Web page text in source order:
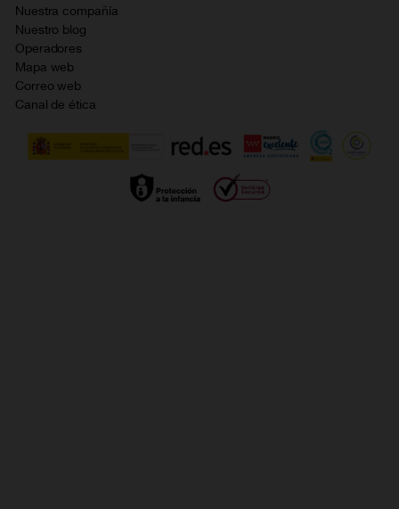
Evitar fraudes por WhatsApp
Opiniones Orange
No + publi
Resolución de litigios en línea
Política de cookies
Política de privacidad
Gestionar UTIQ
Nuestra compañía
Nuestro blog
Operadores
Mapa web
Correo web
Canal de ética